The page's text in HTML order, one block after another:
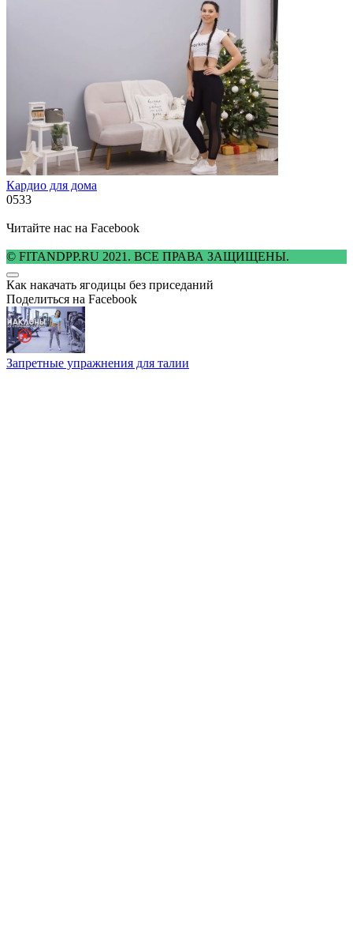
Кардио для дома
0533
Читайте нас на Facebook
© FITANDPP.RU 2021. ВСЕ ПРАВА ЗАЩИЩЕНЫ.
Как накачать ягодицы без приседаний
Поделиться на Facebook
Запретные упражнения для талии